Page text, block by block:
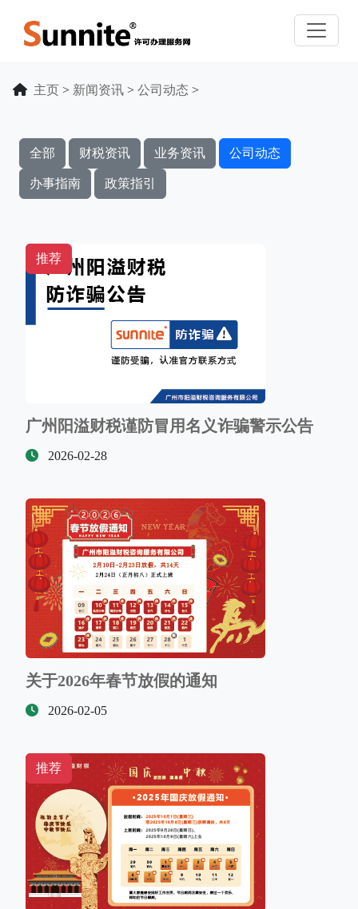
主页 > 新闻资讯 > 公司动态 >
全部 财税资讯 业务资讯 公司动态
办事指南 政策指引
推荐
广州阳溢财税谨防冒用名义诈骗警示公告
2026-02-28
关于2026年春节放假的通知
2026-02-05
推荐